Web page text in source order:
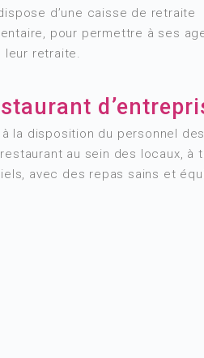
d’une caisse de retraite
pour permettre à ses
leur retraite.
la disposition du personnel des
au sein des locaux, à
avec des repas sains et